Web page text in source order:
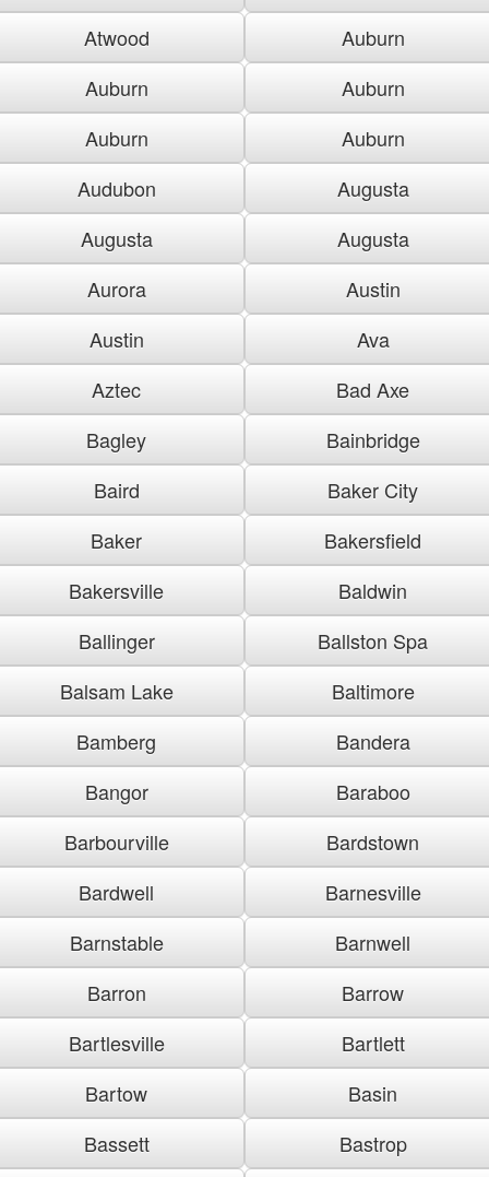
Atwood
Auburn
Auburn
Auburn
Auburn
Auburn
Audubon
Augusta
Augusta
Augusta
Aurora
Austin
Austin
Ava
Aztec
Bad Axe
Bagley
Bainbridge
Baird
Baker City
Baker
Bakersfield
Bakersville
Baldwin
Ballinger
Ballston Spa
Balsam Lake
Baltimore
Bamberg
Bandera
Bangor
Baraboo
Barbourville
Bardstown
Bardwell
Barnesville
Barnstable
Barnwell
Barron
Barrow
Bartlesville
Bartlett
Bartow
Basin
Bassett
Bastrop